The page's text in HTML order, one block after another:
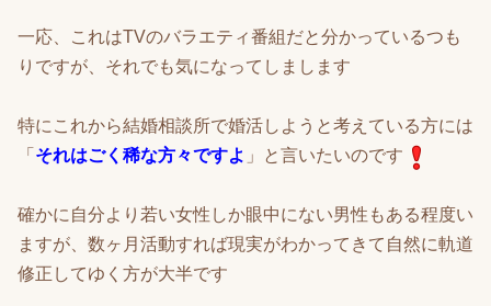
一応、これはTVのバラエティ番組だと分かっているつも
りですが、それでも気になってしまします
特にこれから結婚相談所で婚活しようと考えている方には
「 それはごく稀な方々ですよ 」と言いたいのです
確かに自分より若い女性しか眼中にない男性もある程度い
ますが、数ヶ月活動すれば現実がわかってきて自然に軌道
修正してゆく方が大半です